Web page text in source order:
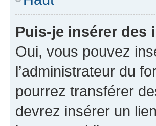
Puis-je insérer des
Oui, vous pouvez
l’administrateur du
pourrez transférer
devrez insérer un